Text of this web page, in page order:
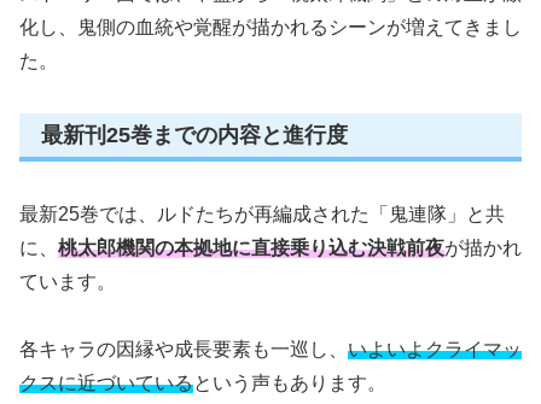
化し、鬼側の血統や覚醒が描かれるシーンが増えてきまし
た。
最新刊25巻までの内容と進行度
最新25巻では、ルドたちが再編成された「鬼連隊」と共
に、 桃太郎機関の本拠地に直接乗り込む決戦前夜が描かれ
ています。
各キャラの因縁や成長要素も一巡し、 いよいよクライマッ
クスに近づいているという声もあります。